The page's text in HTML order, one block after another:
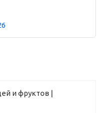
и фруктов |